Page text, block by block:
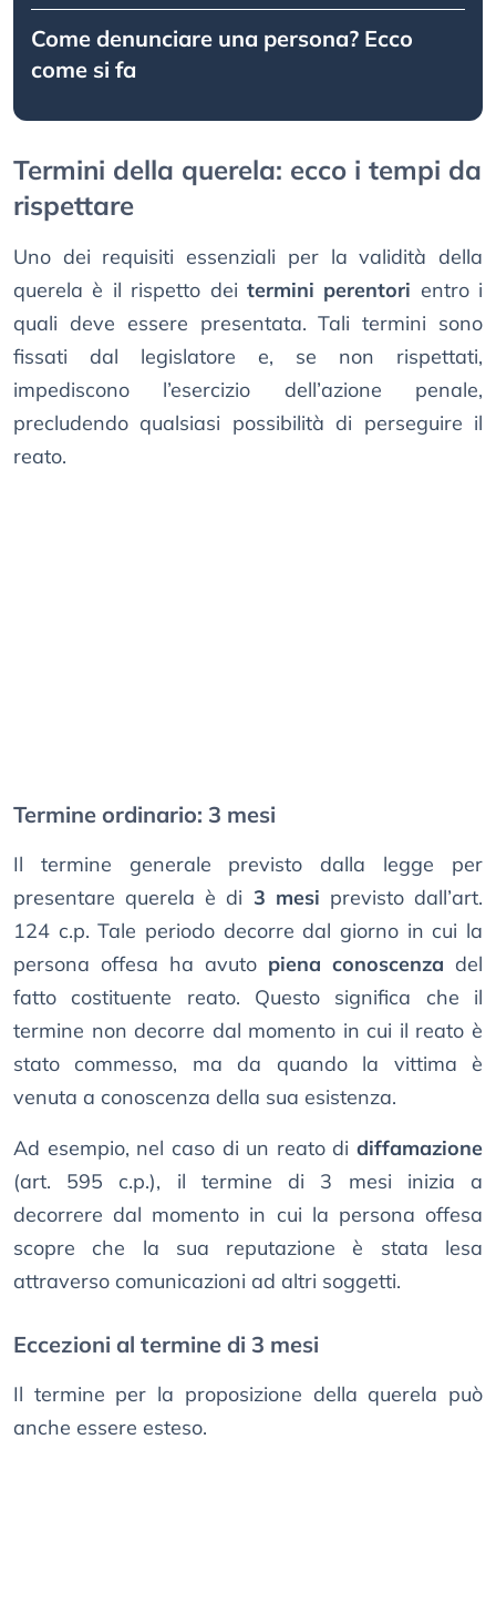
Come denunciare una persona? Ecco
come si fa
Termini della querela: ecco i tempi da
rispettare
Uno dei requisiti essenziali per la validità della
querela è il rispetto dei termini perentori entro i
quali deve essere presentata. Tali termini sono
fissati dal legislatore e, se non rispettati,
impediscono l’esercizio dell’azione penale,
precludendo qualsiasi possibilità di perseguire il
reato.
Termine ordinario: 3 mesi
Il termine generale previsto dalla legge per
presentare querela è di 3 mesi previsto dall’art.
124 c.p. Tale periodo decorre dal giorno in cui la
persona offesa ha avuto piena conoscenza del
fatto costituente reato. Questo significa che il
termine non decorre dal momento in cui il reato è
stato commesso, ma da quando la vittima è
venuta a conoscenza della sua esistenza.
Ad esempio, nel caso di un reato di diffamazione
(art. 595 c.p.), il termine di 3 mesi inizia a
decorrere dal momento in cui la persona offesa
scopre che la sua reputazione è stata lesa
attraverso comunicazioni ad altri soggetti.
Eccezioni al termine di 3 mesi
Il termine per la proposizione della querela può
anche essere esteso.